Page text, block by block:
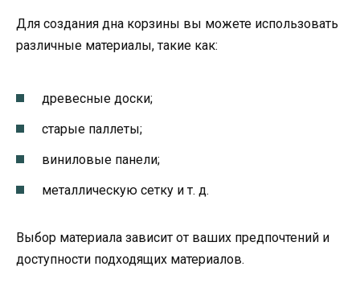
Для создания дна корзины вы можете использовать
различные материалы, такие как:
древесные доски;
старые паллеты;
виниловые панели;
металлическую сетку и т. д.
Выбор материала зависит от ваших предпочтений и
доступности подходящих материалов.